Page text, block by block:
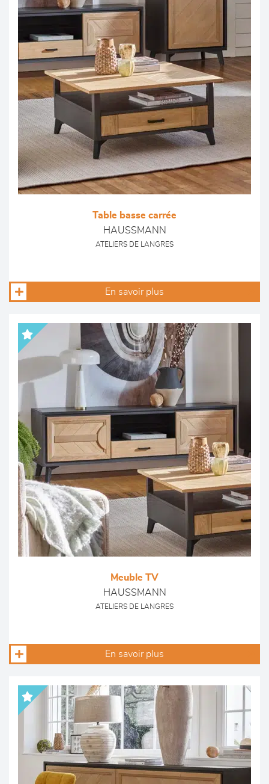
Table basse carrée
HAUSSMANN
ATELIERS DE LANGRES
En savoir plus
Meuble TV
HAUSSMANN
ATELIERS DE LANGRES
En savoir plus